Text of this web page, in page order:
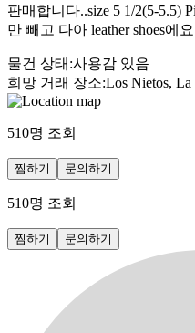
판매합니다..size 5 1/2(5-5.5)
만 빼고 다아 leather shoes에요
물건 상태 :사용감 있음
희망 거래 장소:Los Nietos, La
510명 조회
찜하기 문의하기
510명 조회
찜하기 문의하기